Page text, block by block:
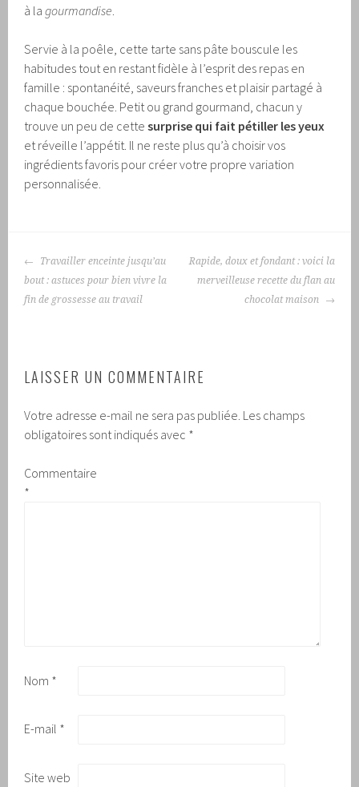
à lagourmandise
Servie à la poêle, cette tarte sans pâte bouscule les
habitudes tout en restant fidèle à l’esprit des repas en
famille : spontanéité, saveurs franches et plaisir partagé à
chaque bouchée. Petit ou grand gourmand, chacun y
trouve un peu de cettesurprise qui fait pétiller les yeux
et réveille l’appétit. Il ne reste plus qu’à choisir vos
ingrédients favoris pour créer votre propre variation
personnalisée.
NAVIGATION
DES
ARTICLES
Travailler enceinte jusqu’au
bout : astuces pour bien vivre la
fin de grossesse au travail
Rapide, doux et fondant : voici la
merveilleuse recette du flan au
chocolat maison
LAISSER UN COMMENTAIRE
Votre adresse e-mail ne sera pas publiée. Les champs
obligatoires sont indiqués avec *
Commentaire
*
Nom *
E-mail *
Site web